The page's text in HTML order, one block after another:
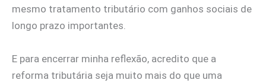
mesmo tratamento tributário com ganhos sociais de
longo prazo importantes.
E para encerrar minha reflexão, acredito que a
reforma tributária seja muito mais do que uma